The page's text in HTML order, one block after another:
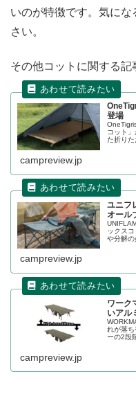
いのが特徴です。気に
さい。
その他コットに関する記
登場
コット
た折り
れにく
campreview.jp
ユニフ
オール
ックス
や分解の
campreview.jp
ワーク
いアル
れが落
ーの2段
6月下
campreview.jp